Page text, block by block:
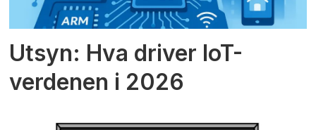
Utsyn: Hva driver IoT-
verdenen i 2026